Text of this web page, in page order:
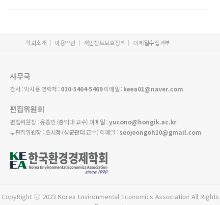
학회소개 이용약관 개인정보보호정책 이메일수집거부
사무국
간사 : 박시용 연락처 : 010-5404-5469이메일 :keea01@naver.com
편집위원회
편집위원장 : 유종민 (홍익대 교수) 이메일 :yucono@hongik.ac.kr
부편집위원장 : 오서정 (성균관대 교수) 이메일 :seojeongoh10@gmail.com
CopyRight ⓒ 2023 Korea Environmental Economics Association All Rights